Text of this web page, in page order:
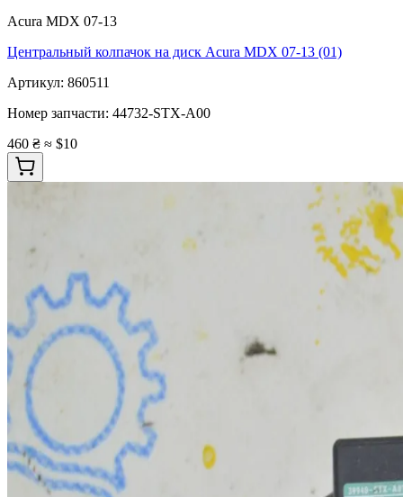
Acura MDX 07-13
Центральный колпачок на диск Acura MDX 07-13 (01)
Артикул: 860511
Номер запчасти: 44732-STX-A00
460 ₴ ≈ $10